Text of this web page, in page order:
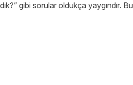
gibi sorular oldukça yaygındır. Bu